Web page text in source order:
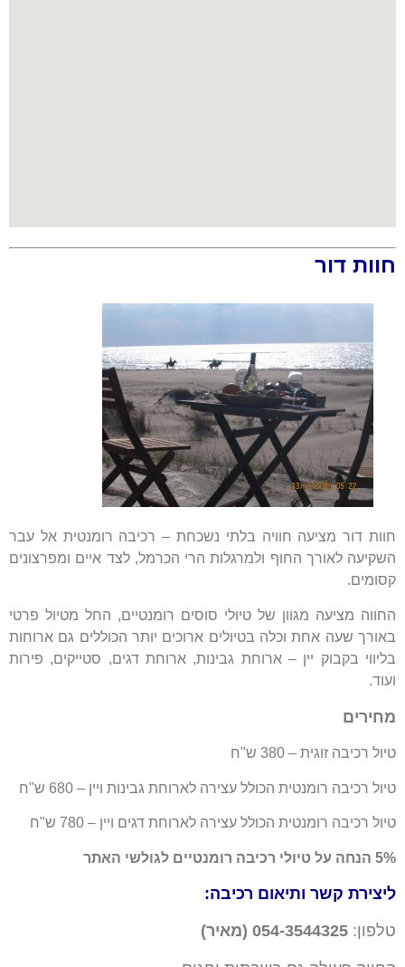
חוות דור
חוות דור מציעה חוויה בלתי נשכחת – רכיבה רומנטית אל עבר
השקיעה לאורך החוף ולמרגלות הרי הכרמל, לצד איים ומפרצונים
קסומים.
החווה מציעה מגוון של טיולי סוסים רומנטיים, החל מטיול פרטי
באורך שעה אחת וכלה בטיולים ארוכים יותר הכוללים גם ארוחות
בליווי בקבוק יין – ארוחת גבינות, ארוחת דגים, סטייקים, פירות
ועוד.
מחירים
טיול רכיבה זוגית – 380 ש"ח
טיול רכיבה רומנטית הכולל עצירה לארוחת גבינות ויין – 680 ש"ח
טיול רכיבה רומנטית הכולל עצירה לארוחת דגים ויין – 780 ש"ח
5% הנחה על טיולי רכיבה רומנטיים לגולשי האתר
ליצירת קשר ותיאום רכיבה:
טלפון: 054-3544325 (מאיר)